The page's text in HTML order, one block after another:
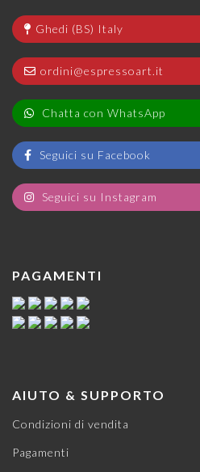
Ghedi (BS) Italy
ordini@espressoart.it
Chatta con WhatsApp
Seguici su Facebook
Seguici su Instagram
PAGAMENTI
AIUTO & SUPPORTO
Condizioni di vendita
Pagamenti